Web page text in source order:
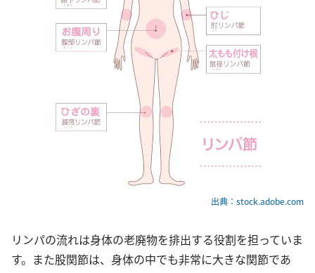
出典：stock.adobe.com
リンパの流れは身体の老廃物を排出する役割を担っていま
す。また股関節は、身体の中でも非常に大きな関節であ